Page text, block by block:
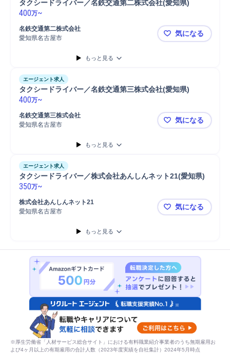
タクシードライバー／名鉄交通第二株式会社(愛知県)
400万~
名鉄交通第二株式会社
愛知県名古屋市
タクシード
気になる
もっと見る
エージェント求人
タクシードライバー／名鉄交通第三株式会社(愛知県)
400万~
名鉄交通第三株式会社
愛知県名古屋市
タクシード
気になる
もっと見る
エージェント求人
タクシードライバー／株式会社あんしんネット21(愛知県)
350万~
株式会社あんしんネット21
愛知県名古屋市
タクシード
気になる
もっと見る
※厚生労働省「人材サービス総合サイト」における有料職業紹介事業者のうち無期雇用お
よび4ヶ月以上の有期雇用の合計人数（2023年度実績を自社集計）2024年5月時点